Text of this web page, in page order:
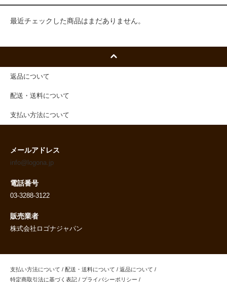
最近チェックした商品はまだありません。
返品について
配送・送料について
支払い方法について
メールアドレス
info@logona.jp
電話番号
03-3288-3122
販売業者
株式会社ロゴナジャパン
支払い方法について / 配送・送料について / 返品について /
特定商取引法に基づく表記 / プライバシーポリシー /